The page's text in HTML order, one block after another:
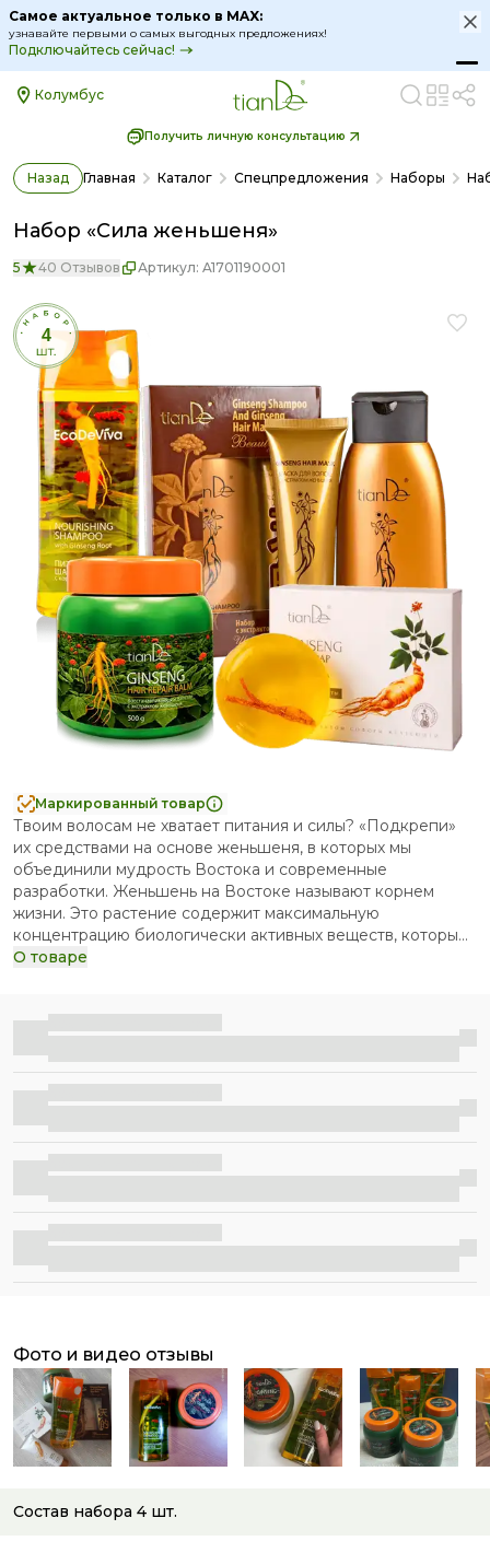
Самое актуальное только в MAX:
узнавайте первыми о самых выгодных предложениях!
Подключайтесь сейчас!
Колумбус
Получить личную консультацию
Назад Главная Каталог Спецпредложения Наборы
Набор «Сила женьшеня»
5 40 Отзывов Артикул: A1701190001
Маркированный товар
Твоим волосам не хватает питания и силы? «Подкрепи»
их средствами на основе женьшеня, в которых мы
объединили мудрость Востока и современные
разработки. Женьшень на Востоке называют корнем
жизни. Это растение содержит максимальную
концентрацию биологически активных веществ, которые
обеспечивают восстановление поврежденных и
повреждает волосы. В твоих силах подарить им здоровье!
прекрасно очищает волосы, делает их мягкими и
послушными. А бальзам возвращает им силлу и
шелковистость. Работая в комплексе, они
восстанавливают поврежденную структуру волос,
защищают от негативных факторов окружающей среды,
насыщают волосы комплексом витаминов и
микроэлементов.
О товаре
фото и видео отзывы
Состав набора 4 шт.